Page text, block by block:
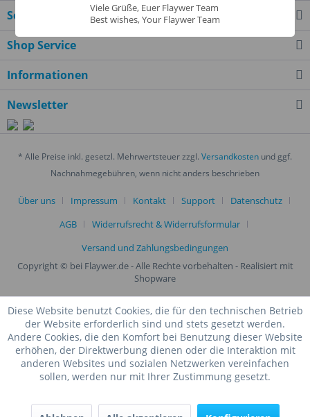
Service Hotline
Shop Service
Informationen
Newsletter
* Alle Preise inkl. gesetzl. Mehrwertsteuer zzgl. Versandkosten und ggf.
Nachnahmegebühren, wenn nicht anders beschrieben
Über uns Impressum Kontakt Support
Datenschutz
AGB
Widerrufsrecht & Widerrufsformular
Versand und Zahlungsbedingungen
Copyright © bei Flaywer.de - Alle Rechte vorbehalten - Realisiert mit
Shopware
Diese Website benutzt Cookies, die für den technischen Betrieb
der Website erforderlich sind und stets gesetzt werden.
Andere Cookies, die den Komfort bei Benutzung dieser Website
erhöhen, der Direktwerbung dienen oder die Interaktion mit
anderen Websites und sozialen Netzwerken vereinfachen
sollen, werden nur mit Ihrer Zustimmung gesetzt.
Viele Grüße, Euer Flaywer Team
Best wishes, Your Flaywer Team